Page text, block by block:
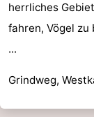
herrliches
fahren, Vögel
...
Grindweg,